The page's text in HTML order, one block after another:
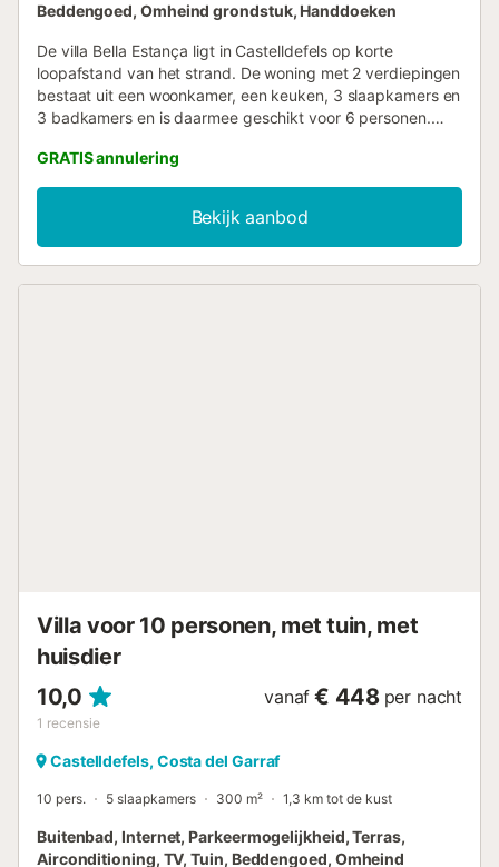
Beddengoed, Omheind grondstuk, Handdoeken
De villa Bella Estança ligt in Castelldefels op korte
loopafstand van het strand. De woning met 2 verdiepingen
bestaat uit een woonkamer, een keuken, 3 slaapkamers en
3 badkamers en is daarmee geschikt voor 6 personen.
videogesprekken, een smart-tv met meerdere
streamingdiensten, airconditioning, een wasmachine en
een babybedje. Het hoogtepunt van deze accommodatie
is de eigen buitenruimte met een zwembad, 2 open
terrassen en 2 balkons. Gasten kunnen
GRATIS annulering
Bekijk aanbod
Villa voor 10 personen, met tuin, met
huisdier
10,0
1 recensie
vanaf € 448 per nacht
Castelldefels, Costa del Garraf
10 pers. 5 slaapkamers 300 m² 1,3 km tot de kust
Buitenbad, Internet, Parkeermogelijkheid, Terras,
Airconditioning, TV, Tuin, Beddengoed, Omheind